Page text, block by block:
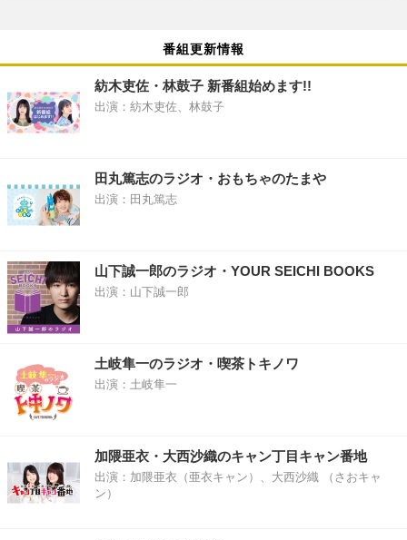
番組更新情報
紡木吏佐・林鼓子 新番組始めます!!
出演：紡木吏佐、林鼓子
田丸篤志のラジオ・おもちゃのたまや
出演：田丸篤志
山下誠一郎のラジオ・YOUR SEICHI BOOKS
出演：山下誠一郎
土岐隼一のラジオ・喫茶トキノワ
出演：土岐隼一
加隈亜衣・大西沙織のキャン丁目キャン番地
出演：加隈亜衣（亜衣キャン）、大西沙織 （さおキャ
ン）